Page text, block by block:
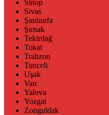
Sinop
Sivas
Şanlıurfa
Şırnak
Tekirdağ
Tokat
Trabzon
Tunceli
Uşak
Van
Yalova
Yozgat
Zonguldak